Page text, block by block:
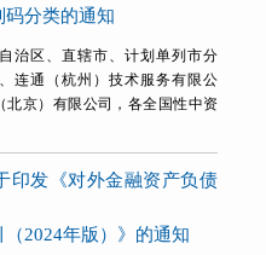
分类的通知
治区、直辖市、计划单列市分
连通（杭州）技术服务有限公
北京）有限公司，各全国性中资
印发《对外金融资产负债
2024年版）》的通知